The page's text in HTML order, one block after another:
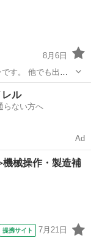
。
8月6日
ル
らない方へ
Ad
械操作・製造補
提携サイト 7月21日